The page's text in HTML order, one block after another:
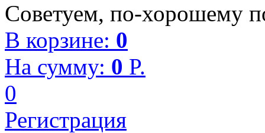
Советуем, по-хорошему
В корзине: 0
На сумму: 0 P.
0
Регистрация